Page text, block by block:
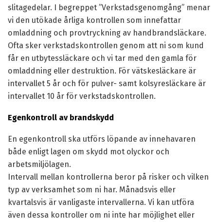
slitagedelar. I begreppet ”Verkstadsgenomgång” menar
vi den utökade årliga kontrollen som innefattar
omladdning och provtryckning av handbrandsläckare.
Ofta sker verkstadskontrollen genom att ni som kund
får en utbytessläckare och vi tar med den gamla för
omladdning eller destruktion. För vätskesläckare är
intervallet 5 år och för pulver- samt kolsyresläckare är
intervallet 10 år för verkstadskontrollen.
Egenkontroll av brandskydd
En egenkontroll ska utförs löpande av innehavaren
både enligt lagen om skydd mot olyckor och
arbetsmiljölagen.
Intervall mellan kontrollerna beror på risker och vilken
typ av verksamhet som ni har. Månadsvis eller
kvartalsvis är vanligaste intervallerna. Vi kan utföra
även dessa kontroller om ni inte har möjlighet eller